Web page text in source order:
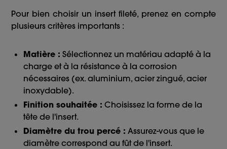
Pour bien choisir un insert fileté, prenez en compte
plusieurs critères importants :
Matière : Sélectionnez un matériau adapté à la
charge et à la résistance à la corrosion
nécessaires (ex. aluminium, acier zingué, acier
inoxydable).
Finition souhaitée : Choisissez la forme de la
tête de l'insert.
Diamètre du trou percé : Assurez-vous que le
diamètre correspond au fût de l'insert.